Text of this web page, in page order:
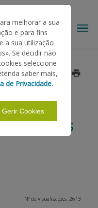
HECTARES
Data: 2026/06/03
Nº de visualizações: 2613
melhorar a sua
e para fins
a sua utilização
Se decidir não
seleccione
saber mais,
de Privacidade.
Gerir Cookies